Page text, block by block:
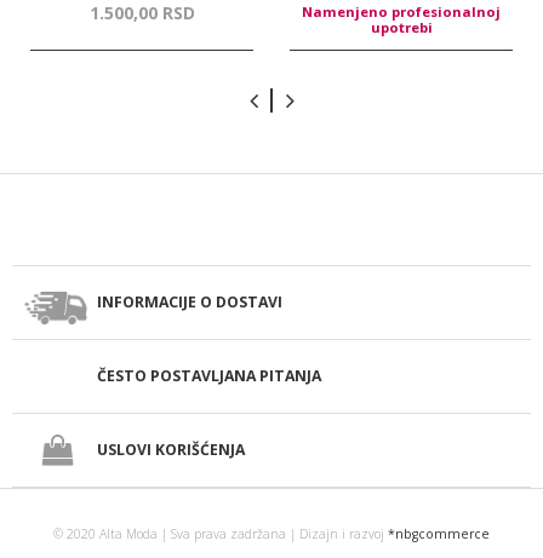
1.500,00 RSD
Namenjeno profesionalnoj
upotrebi
INFORMACIJE O DOSTAVI
ČESTO POSTAVLJANA PITANJA
USLOVI KORIŠĆENJA
© 2020 Alta Moda | Sva prava zadržana | Dizajn i razvoj *nbgcommerce